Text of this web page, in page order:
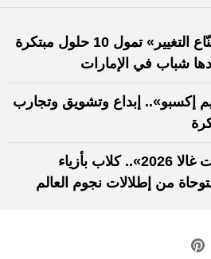
«صنّاع التغيير» تمول 10 حلول مبتكرة
شباب في الإمارات
إكسبو».. إبداع وتشويق وتجارب
«بيِت غالا 2026».. كلاب بأزياء
من إطلالات نجوم العالم